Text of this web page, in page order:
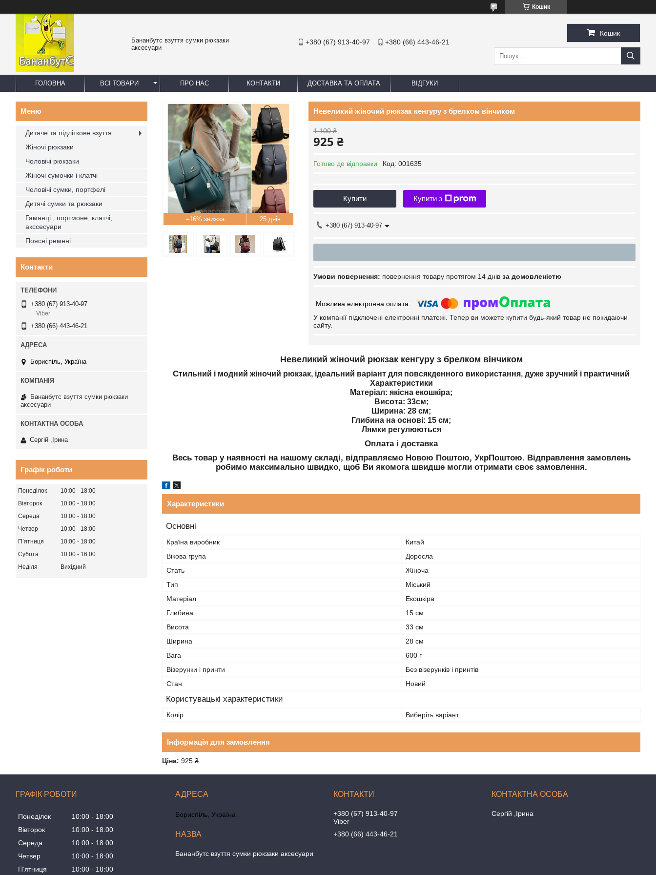
Кошик
Бананбутс взуття сумки рюкзаки
аксесуари
+380 (67) 913-40-97 +380 (66) 443-46-21
Кошик
ГОЛОВНА ВСІ ТОВАРИ ПРО НАС КОНТАКТИ ДОСТАВКА ТА ОПЛАТА ВІДГУКИ
–16% 25 днів
Невеликий жіночий рюкзак кенгуру з брелком вінчиком
1 100 ₴
925 ₴
Готово до відправки Код: 001635
Купити Купити з
+380 (67) 913-40-97
повернення товару протягом 14 днів за домовленістю
У компанії підключені електронні платежі. Тепер ви можете купити будь-який товар не покидаючи
сайту.
Невеликий жіночий рюкзак кенгуру з брелком вінчиком
Стильний і модний жіночий рюкзак, ідеальний варіант для повсякденного використання, дуже зручний і практичний
Характеристики
Матеріал: якісна екошкіра;
Висота: 33см;
Ширина: 28 см;
Глибина на основі: 15 см;
Лямки регулюються
Оплата і доставка
Весь товар у наявності на нашому складі, відправляємо Новою Поштою, УкрПоштою. Відправлення замовлень
робимо максимально швидко, щоб Ви якомога швидше могли отримати своє замовлення.
Характеристики
Основні
Країна виробник
Китай
Вікова група
Доросла
Стать
Жіноча
Тип
Міський
Матеріал
Екошкіра
Глибина
15 см
Висота
33 см
Ширина
28 см
Вага
600 г
Візерунки і принти
Без візерунків і принтів
Стан
Новий
Користувацькi характеристики
Колір Виберіть варіант
Інформація для замовлення
Ціна: 925 ₴
Дитяче та підліткове взуття
Жіночі рюкзаки
Чоловічі рюкзаки
Жіночі сумочки і клатчі
Чоловічі сумки, портфелі
Дитячі сумки та рюкзаки
Гаманці , портмоне, клатчі,
акссесуари
Поясні ремені
Контакти
+380 (67) 913-40-97
Viber
+380 (66) 443-46-21
Бориспіль, Україна
Бананбутс взуття сумки рюкзаки
аксесуари
Сергій ,Ірина
Графік роботи
Понеділок 10:00
18:00
Вівторок
10:00
18:00
Середа
10:00
18:00
Четвер
10:00
18:00
Пʼятниця
10:00
18:00
Субота
10:00
16:00
Неділя
Вихідний
ГРАФІК РОБОТИ
Понеділок 10:00
18:00
Вівторок
10:00
18:00
Середа
10:00
18:00
Четвер
10:00
18:00
Пʼятниця
10:00 18:00
Бориспіль, Україна
Бананбутс взуття сумки рюкзаки аксесуари
+380 (67) 913-40-97
Viber
+380 (66) 443-46-21
Сергій ,Ірина